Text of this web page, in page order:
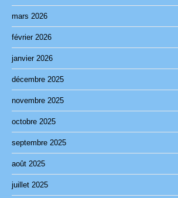
mars 2026
février 2026
janvier 2026
décembre 2025
novembre 2025
octobre 2025
septembre 2025
août 2025
juillet 2025